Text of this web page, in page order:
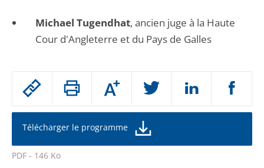
Passer
partage
de
l'article
pour
Augmenter
ou
la
de
police
Télécharger le programme
PDF - 146 Ko
Michael Tugendhat, ancien juge à la Haute
Cour d'Angleterre et du Pays de Galles